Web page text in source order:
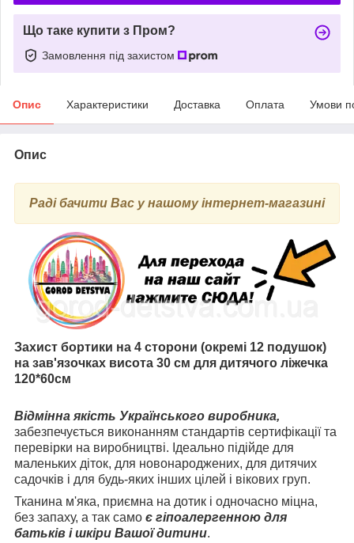
Що таке купити з Пром?
Замовлення під захистом
Опис Характеристики Доставка Оплата Умови
Опис
Раді бачити Вас у нашому інтернет-магазині
Захист бортики на 4 сторони (окремі 12 подушок)
на зав'язочках висота 30 см для дитячого ліжечка
120*60см
Відмінна якість Українського виробника,
забезпечується виконанням стандартів сертифікації та
перевірки на виробництві. Ідеально підійде для
маленьких діток, для новонароджених, для дитячих
садочків і для будь-яких інших цілей і вікових груп.
Тканина м'яка, приємна на дотик і одночасно міцна,
без запаху, а так само є гіпоалергенною для
батьків і шкіри Вашої дитини.